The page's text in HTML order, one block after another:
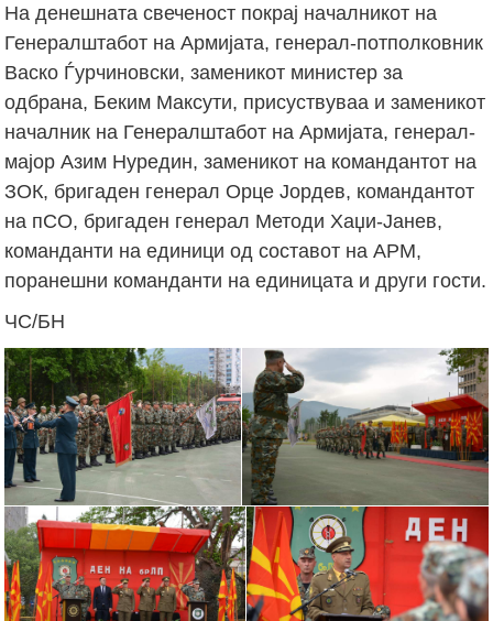
На денешната свеченост покрај началникот на
Генералштабот на Армијата, генерал-потполковник
Васко Ѓурчиновски, заменикот министер за
одбрана, Беким Максути, присуствуваа и заменикот
началник на Генералштабот на Армијата, генерал-
мајор Азим Нуредин, заменикот на командантот на
ЗОК, бригаден генерал Орце Јордев, командантот
на пСО, бригаден генерал Методи Хаџи-Јанев,
команданти на единици од составот на АРМ,
поранешни команданти на единицата и други гости.
ЧС/БН